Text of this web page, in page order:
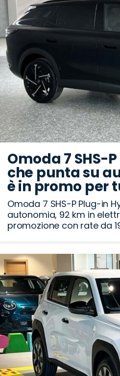
Omoda 7 SHS-
che punta su
è in promo per
Omoda 7 SHS-P Plug-in
autonomia, 92 km in
promozione con rate da